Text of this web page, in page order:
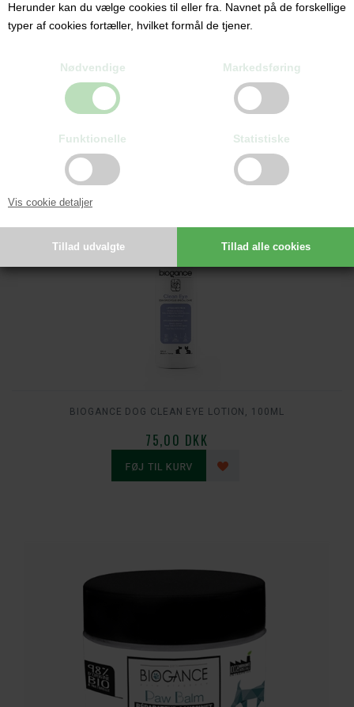
Herunder kan du vælge cookies til eller fra. Navnet på de forskellige
typer af cookies fortæller, hvilket formål de tjener.
Nødvendige Markedsføring
Funktionelle Statistiske
Vis cookie detaljer
BIOGANCE DOG CLEAN EAR LOTION, 100ML
BIOGANCE DOG CLEAN EYE LOTION, 100ML
75,00 DKK